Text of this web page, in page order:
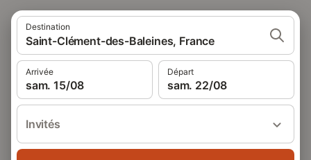
Destination
Saint-Clément-des-Baleines, France
Arrivée
sam. 15/08
Départ
sam. 22/08
Invités